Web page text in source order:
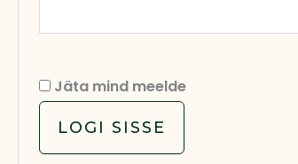
Jäta mind meelde
LOGI SISSE